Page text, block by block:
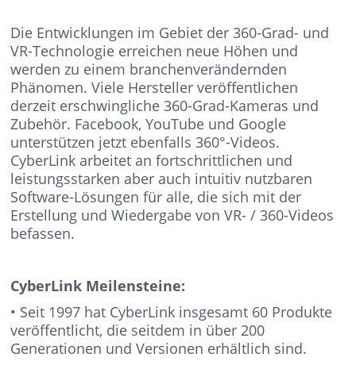
Die Entwicklungen im Gebiet der 360-Grad- und
VR-Technologie erreichen neue Höhen und
werden zu einem branchenverändernden
Phänomen. Viele Hersteller veröffentlichen
derzeit erschwingliche 360-Grad-Kameras und
Zubehör. Facebook, YouTube und Google
unterstützen jetzt ebenfalls 360°-Videos.
CyberLink arbeitet an fortschrittlichen und
leistungsstarken aber auch intuitiv nutzbaren
Software-Lösungen für alle, die sich mit der
Erstellung und Wiedergabe von VR- / 360-Videos
befassen.
CyberLink Meilensteine:
• Seit 1997 hat CyberLink insgesamt 60 Produkte
veröffentlicht, die seitdem in über 200
Generationen und Versionen erhältlich sind.